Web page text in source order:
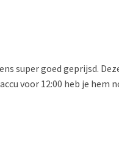
goed geprijsd.
voor 12:00 heb je hem